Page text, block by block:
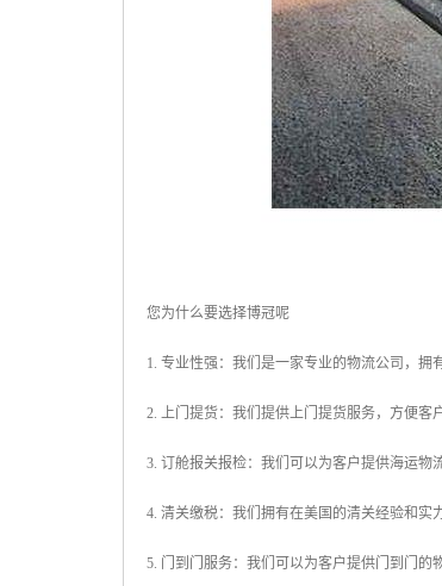
您为什么要选择博冠呢
1. 专业性强：我们是一家专业的物流公司，拥
2. 上门提货：我们提供上门提货服务，方便客
3. 订舱报关报检：我们可以为客户提供海运物
4. 清关缴税：我们拥有在美国的清关经验和实
5. 门到门服务：我们可以为客户提供门到门的